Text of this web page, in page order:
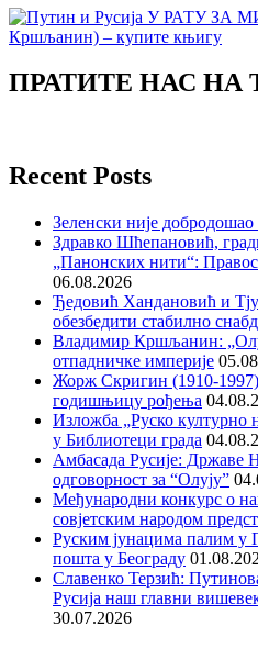
ПРАТИТЕ НАС НА
Recent Posts
Зеленски није
Здравко Шћепановић,
„Панонских нити“:
06.08.2026
Ђедовић Хандановић и
обезбедити стабилно
Владимир Кршљанин:
отпадничке империје
Жорж Скригин (1910-
годишњицу рођења
Изложба „Руско културно
у Библиотеци града
Амбасада Русије:
одговорност за “Олују”
Међународни конкурс о
совјетским народом
Руским јунацима палим у
пошта у Београду
Славенко Терзић:
Русија наш главни
30.07.2026